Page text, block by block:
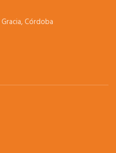
Córdoba